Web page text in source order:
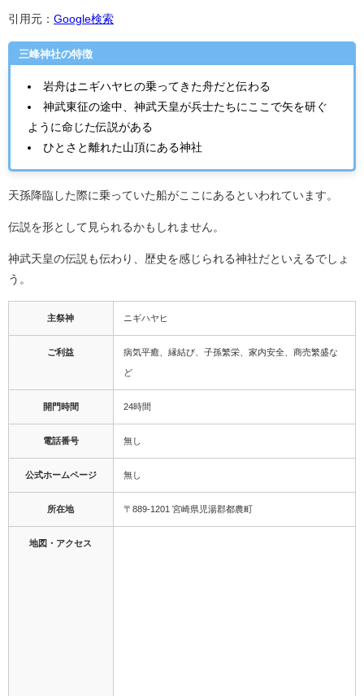
引用元： Google検索
三峰神社の特徴
岩舟はニギハヤヒの乗ってきた舟だと伝わる
神武東征の途中、神武天皇が兵士たちにここで矢を研ぐ
ように命じた伝説がある
ひとさと離れた山頂にある神社
天孫降臨した際に乗っていた船がここにあるといわれています。
伝説を形として見られるかもしれません。
神武天皇の伝説も伝わり、歴史を感じられる神社だといえるでしょ
う。
主祭神 ニギハヤヒ
ご利益 病気平癒、縁結び、子孫繁栄、家内安全、商売繁盛な
ど
開門時間 24時間
電話番号 無し
公式ホームページ 無し
所在地 〒889-1201 宮崎県児湯郡都農町
地図・アクセス